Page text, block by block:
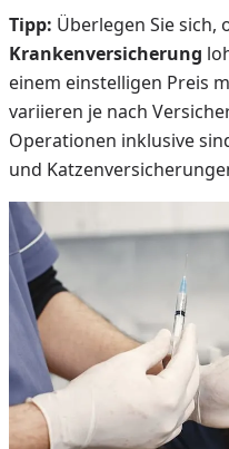
Tipp: Überlegen Sie sich,
Krankenversicherung
einem einstelligen Preis
variieren je nach
Operationen inklusive
und